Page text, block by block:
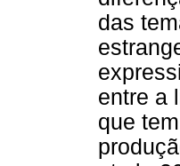
das
entre a
que